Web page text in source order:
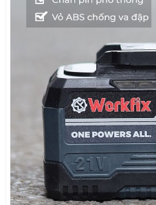
Máy cực kì khỏe sử
đồng nguyên chất,
kim loại, trang bị
keo chống nước không
ĐỘNG CƠ